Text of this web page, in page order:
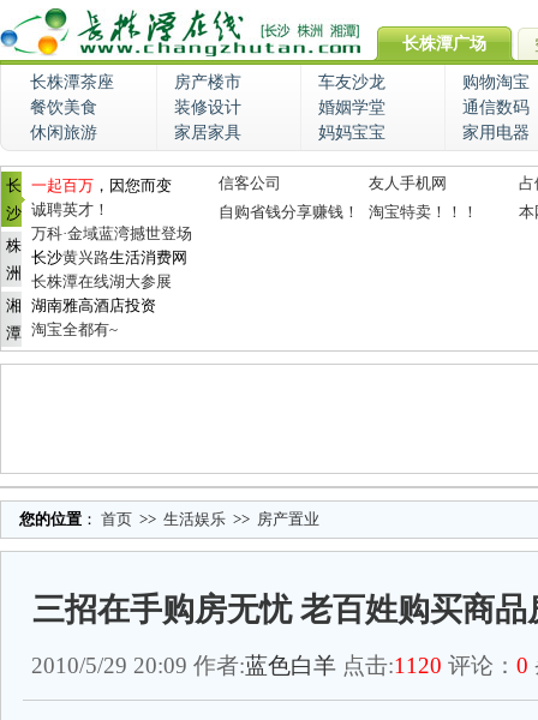
长株潭广场
长株潭茶座 房产楼市 车友沙龙
购物淘宝
餐饮美食
装修设计 婚姻学堂
通信数码
休闲旅游
家居家具 妈妈宝宝 家用电器
长
沙
株
洲
湘
潭
一起百万 ，因您而变
诚聘英才！
万科·金域蓝湾撼世登场
长沙黄兴路生活消费网
长株潭在线湖大参展
湖南雅高酒店投资
淘宝全都有~
信客公司 友人手机网
占
自购省钱分享赚钱！
淘宝特卖！！！ 本
您的位置 ： 首页 >> 生活娱乐 >> 房产置业
三招在手购房无忧 老百姓购买商品
2010/5/29 20:09 作者:蓝色白羊 点击:1120 评论： 0